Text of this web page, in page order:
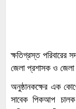
ক্ষতিগ্রস্ত পরিবারের
জেলা প্রশাসক ও
অনুষ্ঠানকক্ষের এক
সাবেক পিকআপ